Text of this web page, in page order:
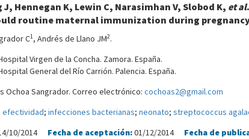
Hennegan K, Lewin C, Narasimhan V, Slobod K, et al
routine maternal immunization during
C1, Andrés de Llano JM2.
Virgen de la Concha. Zamora. España.
General del Río Carrión. Palencia. España.
Ochoa Sangrador. Correo electrónico: cochoas2@gmail.com
efectividad; infecciones bacterianas; neonato; streptococcus
10/2014 Fecha de aceptación:01/12/2014 Fecha de